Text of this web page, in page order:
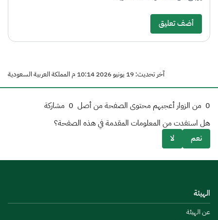
أضف تعليق
آخر تحديث: 19 يونيو 2026 10:14 م المملكة العربية السعودية
0 من الزوار أعجبهم محتوى الصفحة من أصل 0 مشاركة
هل استفدت من المعلومات المقدمة في هذه الصفحة؟
نعم
لا
الهيئة
عن الهيئة